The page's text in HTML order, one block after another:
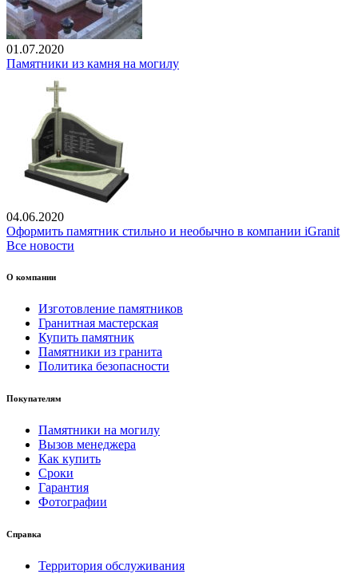
01.07.2020
Памятники из камня на могилу
04.06.2020
Оформить памятник стильно и необычно в компании iGranit
Все новости
О компании
Изготовление памятников
Гранитная мастерская
Купить памятник
Памятники из гранита
Политика безопасности
Покупателям
Памятники на могилу
Вызов менеджера
Как купить
Сроки
Гарантия
Фотографии
Справка
Территория обслуживания